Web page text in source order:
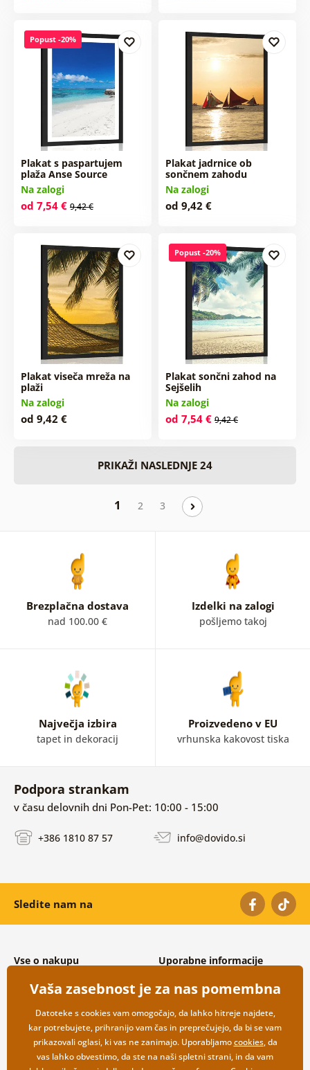
Popust -20%
Plakat s paspartujem
plaža Anse Source
Na zalogi
od 7,54 € 9,42 €
Plakat jadrnice ob
sončnem zahodu
Na zalogi
od 9,42 €
Plakat viseča mreža na
plaži
Na zalogi
od 9,42 €
Popust -20%
Plakat sončni zahod na
Sejšelih
Na zalogi
od 7,54 € 9,42 €
PRIKAŽI NASLEDNJE 24
1 2 3
Brezplačna dostava
nad 100.00 €
Izdelki na zalogi
pošljemo takoj
Največja izbira
tapet in dekoracij
Proizvedeno v EU
vrhunska kakovost tiska
Podpora strankam
v času delovnih dni Pon-Pet: 10:00 - 15:00
+386 1810 87 57 info@dovido.si
Sledite nam na
Vse o nakupu
Splošni in reklamacijski pogoji
Varovanje osebnih podatkov
Možnosti dostave in plačila
Vračilo blaga
Uporabne informacije
Pogosto zastavljena vprašanja
Kontakti
Veleprodaja
Vaša zasebnost je za nas pomembna
Datoteke s cookies vam omogočajo, da lahko hitreje najdete,
kar potrebujete, prihranijo vam čas in preprečujejo, da bi se vam
prikazovali oglasi, ki vas ne zanimajo. Uporabljamocookies, da
vas lahko obvestimo, da ste na naši spletni strani, in da vam